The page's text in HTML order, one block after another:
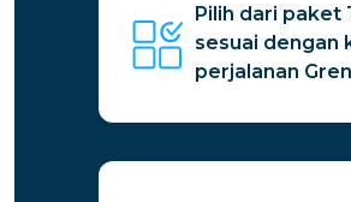
Pilih dari paket
sesuai dengan
perjalanan